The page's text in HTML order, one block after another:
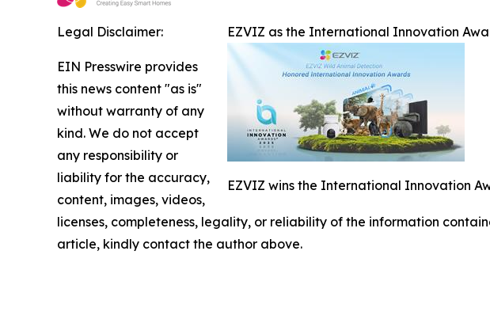
EZVIZ as the International Innovation
EZVIZ wins the International Innovation
Legal Disclaimer:
EIN Presswire provides
this news content "as is"
without warranty of any
kind. We do not accept
any responsibility or
liability for the accuracy,
content, images, videos,
licenses, completeness, legality, or reliability of the information
article, kindly contact the author above.